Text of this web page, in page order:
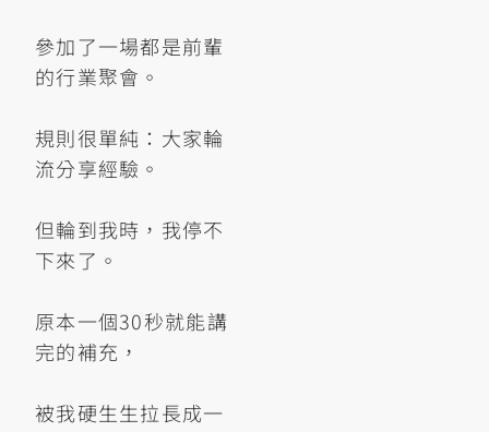
參加了一場都是前輩
的行業聚會。
規則很單純：大家輪
流分享經驗。
但輪到我時，我停不
下來了。
原本一個30秒就能講
完的補充，
被我硬生生拉長成一